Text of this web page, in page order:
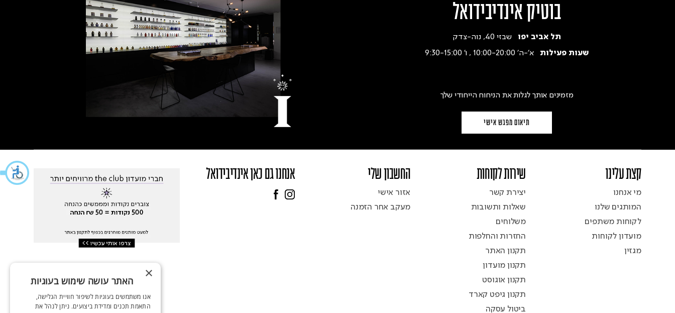
בוטיק אינדיבידואל
תל אביב יפו
שבזי 40, נוה-צדק
שעות פעילות א׳-ה׳ 10:00-20:00 , ו' 9:30-15:00
מזמינים אותך לגלות את הניחוח הייחודי שלך
תיאום מפגש אישי
קצת עלינו
מי אנחנו
המותגים שלנו
לקוחות משתפים
מועדון לקוחות
מגזין
שירות לקוחות
יצירת קשר
שאלות ותשובות
משלוחים
החזרות והחלפות
תקנון האתר
תקנון מועדון
תקנון אוגוסט
תקנון גיפט קארד
ביטול עסקה
החשבון שלי
אזור אישי
מעקב אחר הזמנה
אנחנו גם כאן אינדיבידואל
× האתר עושה שימוש בעוגיות
אנו משתמשים בעוגיות לשיפור חוויית הגלישה,
התאמת תכנים ומדידת ביצועים. ניתן לנהל את